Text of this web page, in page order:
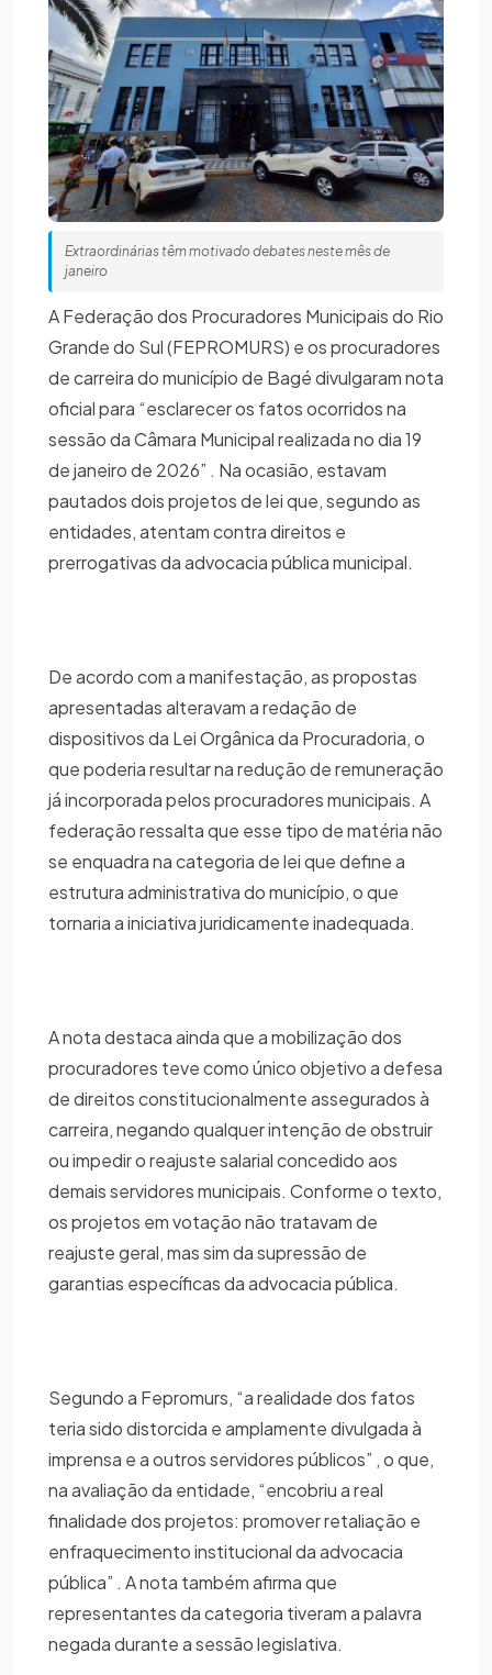
Extraordinárias têm motivado debates neste mês de
janeiro
A Federação dos Procuradores Municipais do Rio
Grande do Sul (FEPROMURS) e os procuradores
de carreira do município de Bagé divulgaram nota
oficial para “esclarecer os fatos ocorridos na
sessão da Câmara Municipal realizada no dia 19
de janeiro de 2026” . Na ocasião, estavam
pautados dois projetos de lei que, segundo as
entidades, atentam contra direitos e
prerrogativas da advocacia pública municipal.
De acordo com a manifestação, as propostas
apresentadas alteravam a redação de
dispositivos da Lei Orgânica da Procuradoria, o
que poderia resultar na redução de remuneração
já incorporada pelos procuradores municipais. A
federação ressalta que esse tipo de matéria não
se enquadra na categoria de lei que define a
estrutura administrativa do município, o que
tornaria a iniciativa juridicamente inadequada.
A nota destaca ainda que a mobilização dos
procuradores teve como único objetivo a defesa
de direitos constitucionalmente assegurados à
carreira, negando qualquer intenção de obstruir
ou impedir o reajuste salarial concedido aos
demais servidores municipais. Conforme o texto,
os projetos em votação não tratavam de
reajuste geral, mas sim da supressão de
garantias específicas da advocacia pública.
Segundo a Fepromurs, “a realidade dos fatos
teria sido distorcida e amplamente divulgada à
imprensa e a outros servidores públicos” , o que,
na avaliação da entidade, “encobriu a real
finalidade dos projetos: promover retaliação e
enfraquecimento institucional da advocacia
pública” . A nota também afirma que
representantes da categoria tiveram a palavra
negada durante a sessão legislativa.